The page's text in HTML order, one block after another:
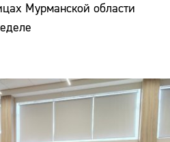
Мурманской области